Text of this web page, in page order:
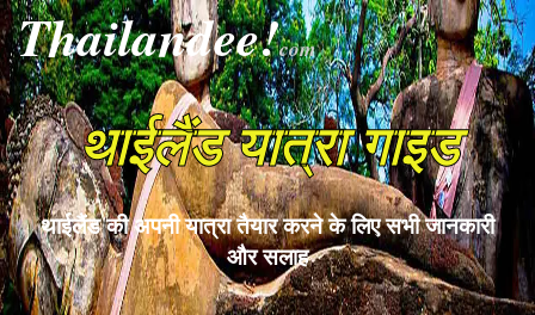
Thailandee!com
थाईलैंड यात्रा गाइड
थाईलैंड की अपनी यात्रा तैयार करने के लिए सभी जानकारी
और सलाह